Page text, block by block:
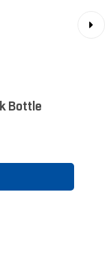
Bottle